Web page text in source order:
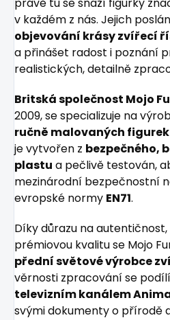
právě tu se snaží figurky
v každém z nás. Jejich
objevování krásy zvířecí
a přinášet radost i poznání
realistických, detailně
Britská společnost Mojo
2009, se specializuje na
ručně malovaných
je vytvořen z bezpečného,
plastu a pečlivě testován,
mezinárodní bezpečnostní
evropské normy EN71.
Díky důrazu na
prémiovou kvalitu se Mojo
přední světové výrobce
věrnosti zpracování se
televizním kanálem
svými dokumenty o přírodě